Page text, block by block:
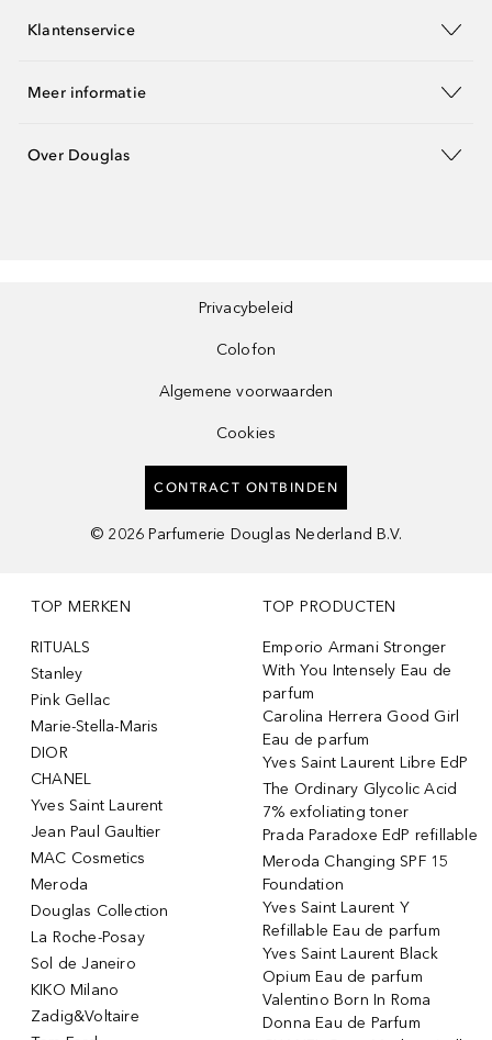
Klantenservice
Meer informatie
Over Douglas
Privacybeleid
Colofon
Algemene voorwaarden
Cookies
CONTRACT ONTBINDEN
© 2026 Parfumerie Douglas Nederland B.V.
TOP MERKEN
RITUALS
Stanley
Pink Gellac
Marie-Stella-Maris
DIOR
CHANEL
Yves Saint Laurent
Jean Paul Gaultier
MAC Cosmetics
Meroda
Douglas Collection
La Roche-Posay
Sol de Janeiro
KIKO Milano
Zadig&Voltaire
TOP PRODUCTEN
Emporio Armani Stronger
With You Intensely Eau de
parfum
Carolina Herrera Good Girl
Eau de parfum
Yves Saint Laurent Libre EdP
The Ordinary Glycolic Acid
7% exfoliating toner
Prada Paradoxe EdP refillable
Meroda Changing SPF 15
Foundation
Yves Saint Laurent Y
Refillable Eau de parfum
Yves Saint Laurent Black
Opium Eau de parfum
Valentino Born In Roma
Donna Eau de Parfum